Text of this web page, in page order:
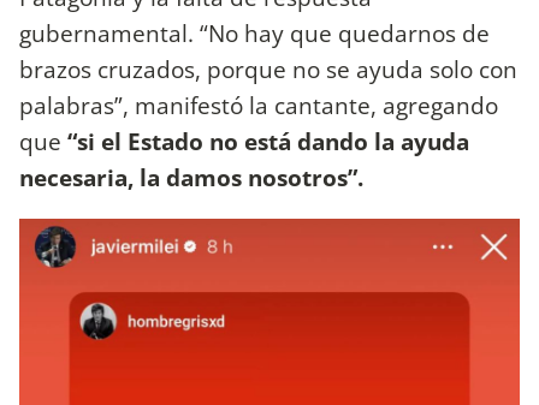
gubernamental. “No hay que quedarnos de
brazos cruzados, porque no se ayuda solo con
palabras”, manifestó la cantante, agregando
que “si el Estado no está dando la ayuda
necesaria, la damos nosotros”.